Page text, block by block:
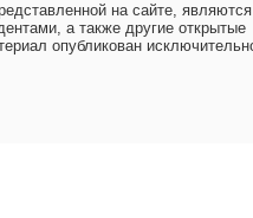
на сайте, являются
а также другие открытые
опубликован